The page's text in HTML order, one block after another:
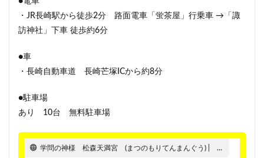
・JR長崎駅から徒歩2分 路面電車「蛍茶屋」行乗車 →「諏
訪神社」下車 徒歩約6分
●車
・長崎自動車道 長崎芒塚ICから約8分
●駐車場
あり 10台 無料駐車場
学問の神様 松森天満宮 (まつのもりてんまんぐう) | 【公式】オフィシャルサイト